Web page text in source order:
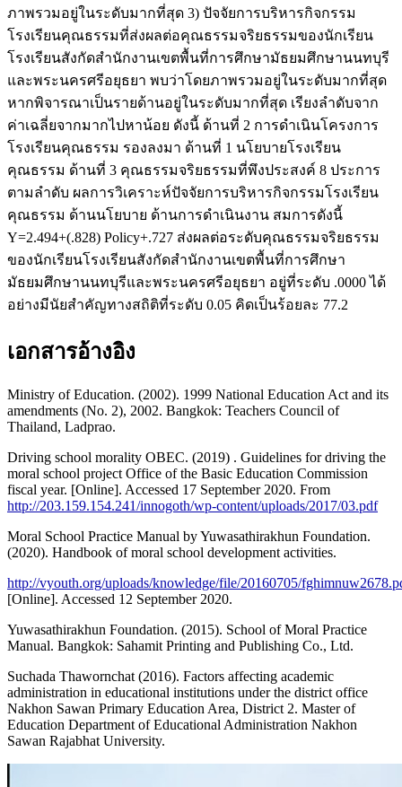
ภาพรวมอยู่ในระดับมากที่สุด 3) ปัจจัยการบริหารกิจกรรม
โรงเรียนคุณธรรมที่ส่งผลต่อคุณธรรมจริยธรรมของนักเรียน
โรงเรียนสังกัดสำนักงานเขตพื้นที่การศึกษามัธยมศึกษานนทบุรี
และพระนครศรีอยุธยา พบว่าโดยภาพรวมอยู่ในระดับมากที่สุด
หากพิจารณาเป็นรายด้านอยู่ในระดับมากที่สุด เรียงลำดับจาก
ค่าเฉลี่ยจากมากไปหาน้อย ดังนี้ ด้านที่ 2 การดำเนินโครงการ
โรงเรียนคุณธรรม รองลงมา ด้านที่ 1 นโยบายโรงเรียน
คุณธรรม ด้านที่ 3 คุณธรรมจริยธรรมที่พึงประสงค์ 8 ประการ
ตามลำดับ ผลการวิเคราะห์ปัจจัยการบริหารกิจกรรมโรงเรียน
คุณธรรม ด้านนโยบาย ด้านการดำเนินงาน สมการดังนี้
Y=2.494+(.828) Policy+.727 ส่งผลต่อระดับคุณธรรมจริยธรรม
ของนักเรียนโรงเรียนสังกัดสำนักงานเขตพื้นที่การศึกษา
มัธยมศึกษานนทบุรีและพระนครศรีอยุธยา อยู่ที่ระดับ .0000 ได้
อย่างมีนัยสำคัญทางสถิติที่ระดับ 0.05 คิดเป็นร้อยละ 77.2
เอกสารอ้างอิง
Ministry of Education. (2002). 1999 National Education Act and its
amendments (No. 2), 2002. Bangkok: Teachers Council of
Thailand, Ladprao.
Driving school morality OBEC. (2019) . Guidelines for driving the
moral school project Office of the Basic Education Commission
fiscal year. [Online]. Accessed 17 September 2020. From
http://203.159.154.241/innogoth/wp-content/uploads/2017/03.pdf
Moral School Practice Manual by Yuwasathirakhun Foundation.
(2020). Handbook of moral school development activities.
http://vyouth.org/uploads/knowledge/file/20160705/
[Online]. Accessed 12 September 2020.
Yuwasathirakhun Foundation. (2015). School of Moral Practice
Manual. Bangkok: Sahamit Printing and Publishing Co., Ltd.
Suchada Thawornchat (2016). Factors affecting academic
administration in educational institutions under the district office
Nakhon Sawan Primary Education Area, District 2. Master of
Education Department of Educational Administration Nakhon
Sawan Rajabhat University.